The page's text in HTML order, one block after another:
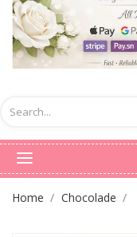
Home Chocolade